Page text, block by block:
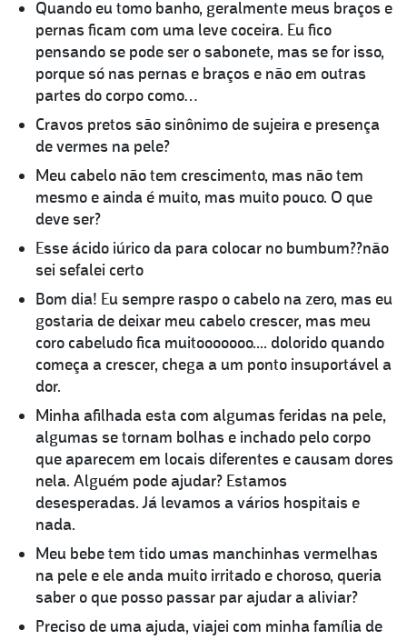
Quando eu tomo banho, geralmente meus braços e
pernas ficam com uma leve coceira. Eu fico
pensando se pode ser o sabonete, mas se for isso,
porque só nas pernas e braços e não em outras
partes do corpo como…
Cravos pretos são sinônimo de sujeira e presença
de vermes na pele?
Meu cabelo não tem crescimento, mas não tem
mesmo e ainda é muito, mas muito pouco. O que
deve ser?
Esse ácido iúrico da para colocar no bumbum??não
sei sefalei certo
Bom dia! Eu sempre raspo o cabelo na zero, mas eu
gostaria de deixar meu cabelo crescer, mas meu
coro cabeludo fica muitooooooo.... dolorido quando
começa a crescer, chega a um ponto insuportável a
dor.
Minha afilhada esta com algumas feridas na pele,
algumas se tornam bolhas e inchado pelo corpo
que aparecem em locais diferentes e causam dores
nela. Alguém pode ajudar? Estamos
desesperadas. Já levamos a vários hospitais e
nada.
Meu bebe tem tido umas manchinhas vermelhas
na pele e ele anda muito irritado e choroso, queria
saber o que posso passar par ajudar a aliviar?
Preciso de uma ajuda, viajei com minha família de